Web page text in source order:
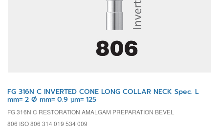
FG 316N C INVERTED CONE LONG COLLAR NECK Spec. L
mm= 2 Ø mm= 0.9 µm= 125
FG 316N C RESTORATION AMALGAM PREPARATION BEVEL
806 ISO 806 314 019 534 009